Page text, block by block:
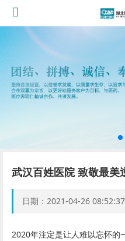
武汉百姓医院 致敬最美
日期：2021-04-26 08:52:37
2020年注定是让人难以忘怀的